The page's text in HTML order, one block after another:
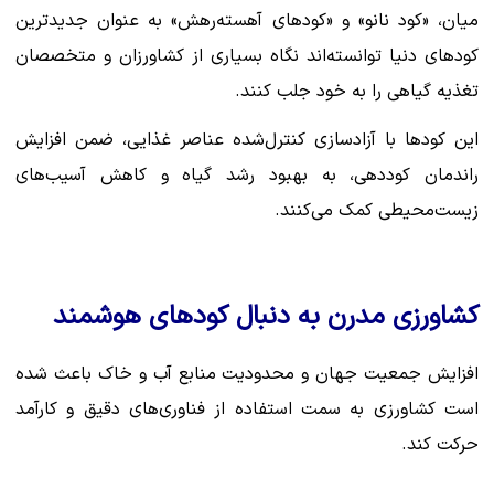
میان، «کود نانو» و «کودهای آهسته‌رهش» به عنوان جدیدترین
کودهای دنیا توانسته‌اند نگاه بسیاری از کشاورزان و متخصصان
تغذیه گیاهی را به خود جلب کنند.
این کودها با آزادسازی کنترل‌شده عناصر غذایی، ضمن افزایش
راندمان کوددهی، به بهبود رشد گیاه و کاهش آسیب‌های
زیست‌محیطی کمک می‌کنند.
کشاورزی مدرن به دنبال کودهای هوشمند
افزایش جمعیت جهان و محدودیت منابع آب و خاک باعث شده
است کشاورزی به سمت استفاده از فناوری‌های دقیق و کارآمد
حرکت کند.